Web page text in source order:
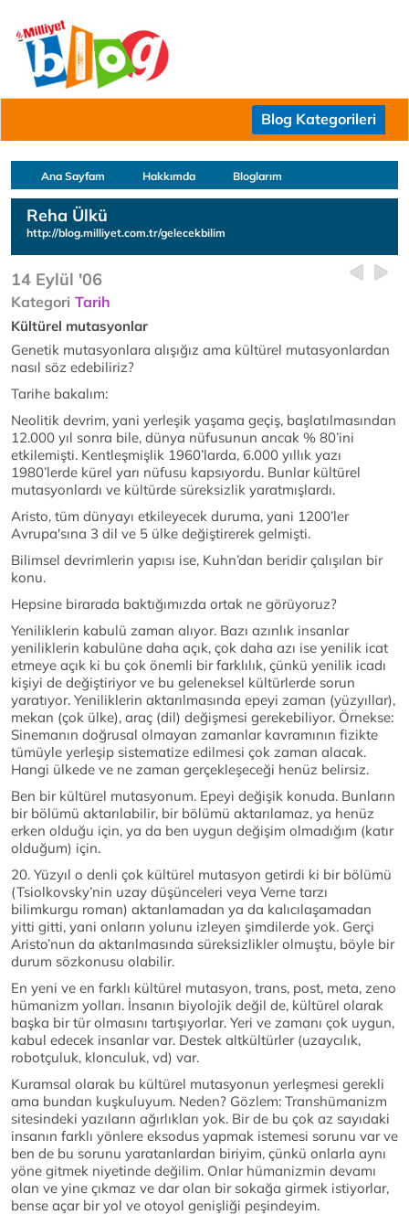
Blog Kategorileri
Ana Sayfam Hakkımda Bloglarım
Reha Ülkü
http://blog.milliyet.com.tr/gelecekbilim
14 Eylül '06
Kategori Tarih
Kültürel mutasyonlar
Genetik mutasyonlara alışığız ama kültürel mutasyonlardan
nasıl söz edebiliriz?
Tarihe bakalım:
Neolitik devrim, yani yerleşik yaşama geçiş, başlatılmasından
12.000 yıl sonra bile, dünya nüfusunun ancak % 80’ini
etkilemişti. Kentleşmişlik 1960’larda, 6.000 yıllık yazı
1980’lerde kürel yarı nüfusu kapsıyordu. Bunlar kültürel
mutasyonlardı ve kültürde süreksizlik yaratmışlardı.
Aristo, tüm dünyayı etkileyecek duruma, yani 1200’ler
Avrupa'sına 3 dil ve 5 ülke değiştirerek gelmişti.
Bilimsel devrimlerin yapısı ise, Kuhn’dan beridir çalışılan bir
konu.
Hepsine birarada baktığımızda ortak ne görüyoruz?
Yeniliklerin kabulü zaman alıyor. Bazı azınlık insanlar
yeniliklerin kabulüne daha açık, çok daha azı ise yenilik icat
etmeye açık ki bu çok önemli bir farklılık, çünkü yenilik icadı
kişiyi de değiştiriyor ve bu geleneksel kültürlerde sorun
yaratıyor. Yeniliklerin aktarılmasında epeyi zaman (yüzyıllar),
mekan (çok ülke), araç (dil) değişmesi gerekebiliyor. Örnekse:
Sinemanın doğrusal olmayan zamanlar kavramının fizikte
tümüyle yerleşip sistematize edilmesi çok zaman alacak.
Hangi ülkede ve ne zaman gerçekleşeceği henüz belirsiz.
Ben bir kültürel mutasyonum. Epeyi değişik konuda. Bunların
bir bölümü aktarılabilir, bir bölümü aktarılamaz, ya henüz
erken olduğu için, ya da ben uygun değişim olmadığım (katır
olduğum) için.
20. Yüzyıl o denli çok kültürel mutasyon getirdi ki bir bölümü
(Tsiolkovsky’nin uzay düşünceleri veya Verne tarzı
bilimkurgu roman) aktarılamadan ya da kalıcılaşamadan
yitti gitti, yani onların yolunu izleyen şimdilerde yok. Gerçi
Aristo’nun da aktarılmasında süreksizlikler olmuştu, böyle bir
durum sözkonusu olabilir.
En yeni ve en farklı kültürel mutasyon, trans, post, meta, zeno
hümanizm yolları. İnsanın biyolojik değil de, kültürel olarak
başka bir tür olmasını tartışıyorlar. Yeri ve zamanı çok uygun,
kabul edecek insanlar var. Destek altkültürler (uzaycılık,
robotçuluk, klonculuk, vd) var.
Kuramsal olarak bu kültürel mutasyonun yerleşmesi gerekli
ama bundan kuşkuluyum. Neden? Gözlem: Transhümanizm
sitesindeki yazıların ağırlıkları yok. Bir de bu çok az sayıdaki
insanın farklı yönlere eksodus yapmak istemesi sorunu var ve
ben de bu sorunu yaratanlardan biriyim, çünkü onlarla aynı
yöne gitmek niyetinde değilim. Onlar hümanizmin devamı
olan ve yine çıkmaz ve dar olan bir sokağa girmek istiyorlar,
bense açar bir yol ve otoyol genişliği peşindeyim.